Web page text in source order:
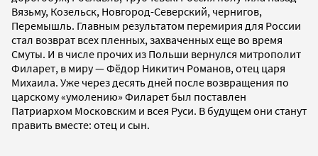
Вязьму, Козельск, Новгород-Северский, чернигов,
Перемышль. Главным результатом перемирия для России
стал возврат всех пленных, захваченных еще во время
Смуты. И в числе прочих из Польши вернулся митрополит
Филарет, в миру — Фёдор Никитич Романов, отец царя
Михаила. Уже через десять дней после возвращения по
царскому «умолению» Филарет был поставлен
Патриархом Московским и всея Руси. В будущем они станут
править вместе: отец и сын.